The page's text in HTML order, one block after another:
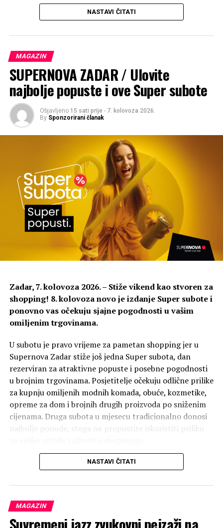
razvoja publike koja u Zadru postoji i razvija se preko 50
godina. Organizatori, Zadarski plesni ansambl koji ove
uspjeh na svim područjima i velikom odazivu gledatelja.
Dana 19. kolovoza, prvi dan festivala, predstavit će se
koreografkinja Anna Konjetzky iz Njemačke s
predstavom Über Die Wutu izvedbi Sahre Huby.
Predstava proučava potencijal bijesa, osobito ženskog,
kroz pokret, slike, glazbu i tekst. Istražuje bijes kao
društvenih struktura.
upon your shouldershrvatske autrice i izvođačice
Martine Tomić, istražuje se praksa prevođenja, ovaj se
popularno znanstvenom pristupu pojmu i stanju
overthinkanja, ali i prostor autorefleksije, prostor za
NASTAVI ČITATI
MAGAZIN
SUPERNOVA ZADAR / Ulovite
najbolje popuste i ove Super subote
Objavljeno 15 sati prije - 7. kolovoza 2026.
By Sponzorirani članak
Zadar, 7. kolovoza 2026. – Stiže vikend kao stvoren za
shopping! 8. kolovoza novo je izdanje Super subote i
ponovno vas očekuju sjajne pogodnosti u vašim
omiljenim trgovinama.
U subotu je pravo vrijeme za pametan shopping jer u
Supernova Zadar stiže još jedna Super subota, dan
rezerviran za atraktivne popuste i posebne pogodnosti
u brojnim trgovinama. Posjetitelje očekuju odlične prilike
za kupnju omiljenih modnih komada, obuće, kozmetike,
opreme za dom i brojnih drugih proizvoda po sniženim
cijenama. Druga subota u mjesecu tradicionalno donosi
najbolje ponude, stoga ne propustite iskoristiti priliku
Aldo vam ovoga puta priprema fantastičnu pogodnost –
do 50 % popusta na većinu asortimana kolekcije
proljeće/ljeto uz dodatnih 20 % za račune iznad 30 €.
Dobra prilika čeka vas i u Borboleti koja nudi 30 %
popusta na sav asortiman. Mobia, kao i uvijek, ima
odličnu ponudu dodataka za mobitele, a ove subote
NASTAVI ČITATI
MAGAZIN
Suvremeni jazz zvukovni pejzaži na